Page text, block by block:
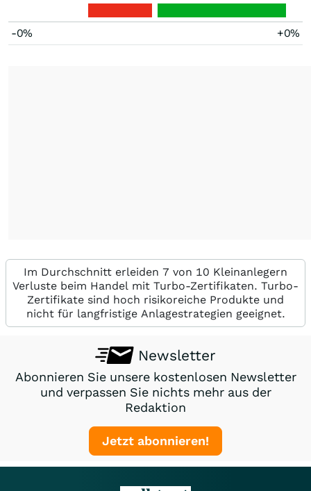
-0% +0%
Im Durchschnitt erleiden 7 von 10 Kleinanlegern
Verluste beim Handel mit Turbo-Zertifikaten. Turbo-
Zertifikate sind hoch risikoreiche Produkte und
nicht für langfristige Anlagestrategien geeignet.
Newsletter
Abonnieren Sie unsere kostenlosen Newsletter
und verpassen Sie nichts mehr aus der
Redaktion
Jetzt abonnieren!